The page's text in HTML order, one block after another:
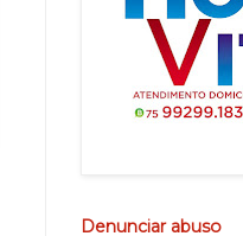
Denunciar abuso